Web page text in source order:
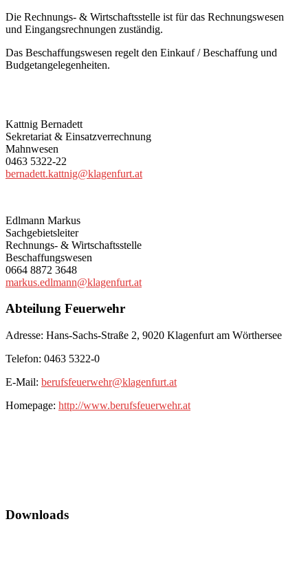
Die Rechnungs- & Wirtschaftsstelle ist für das Rechnungswesen
und Eingangsrechnungen zuständig.
Das Beschaffungswesen regelt den Einkauf / Beschaffung und
Budgetangelegenheiten.
Kattnig Bernadett
Sekretariat & Einsatzverrechnung
Mahnwesen
0463 5322-22
bernadett.kattnig@klagenfurt.at
Edlmann Markus
Sachgebietsleiter
Rechnungs- & Wirtschaftsstelle
Beschaffungswesen
0664 8872 3648
markus.edlmann@klagenfurt.at
Abteilung Feuerwehr
Adresse: Hans-Sachs-Straße 2, 9020 Klagenfurt am Wörthersee
Telefon: 0463 5322-0
E-Mail: berufsfeuerwehr@klagenfurt.at
Homepage: http://www.berufsfeuerwehr.at
Downloads